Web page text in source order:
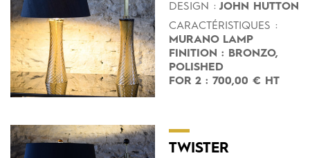
DESIGN : JOHN HUTTON
CARACTÉRISTIQUES :
MURANO LAMP
FINITION : BRONZO,
POLISHED
FOR 2 : 700,00 € HT
TWISTER